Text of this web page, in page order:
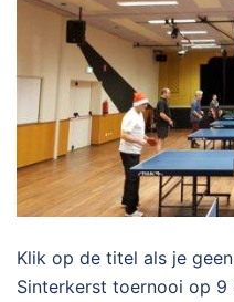
Klik op de titel als je
Sinterkerst toernooi op 9